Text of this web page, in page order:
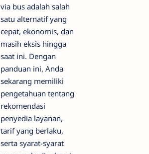
via bus adalah salah
satu alternatif yang
cepat, ekonomis, dan
masih eksis hingga
saat ini. Dengan
panduan ini, Anda
sekarang memiliki
pengetahuan tentang
rekomendasi
penyedia layanan,
tarif yang berlaku,
serta syarat-syarat